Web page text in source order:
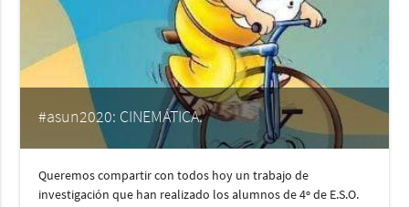
#asun2020: CINEMÁTICA.
Queremos compartir con todos hoy un trabajo de
investigación que han realizado los alumnos de 4º de E.S.O.